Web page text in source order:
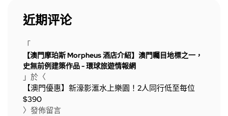
近期评论
「
【澳門摩珀斯 Morpheus 酒店介紹】澳門矚目地標之一，
史無前例建築作品 - 環球旅遊情報網
」於〈
【澳門優惠】新濠影滙水上樂園！2人同行低至每位
$390
〉發佈留言